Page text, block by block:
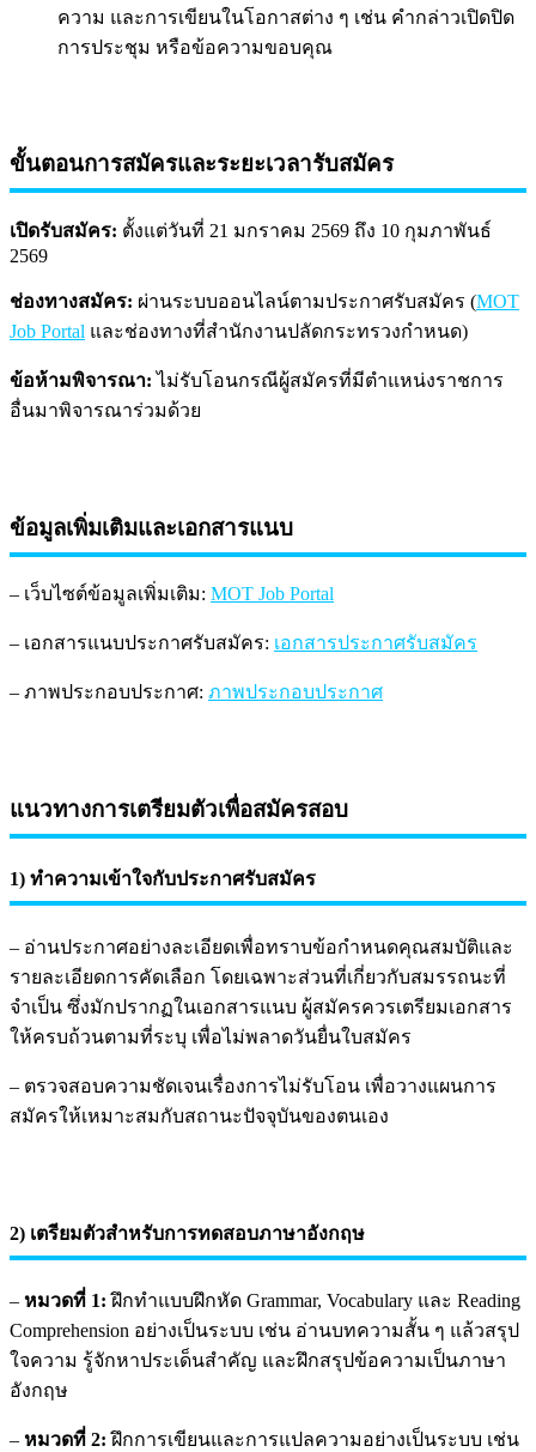
ความ และการเขียนในโอกาสต่าง ๆ เช่น คำกล่าวเปิดปิด
การประชุม หรือข้อความขอบคุณ
ขั้นตอนการสมัครและระยะเวลารับสมัคร
เปิดรับสมัคร: ตั้งแต่วันที่ 21 มกราคม 2569 ถึง 10 กุมภาพันธ์
2569
ช่องทางสมัคร: ผ่านระบบออนไลน์ตามประกาศรับสมัคร (MOT
Job Portal และช่องทางที่สำนักงานปลัดกระทรวงกำหนด)
ข้อห้ามพิจารณา: ไม่รับโอนกรณีผู้สมัครที่มีตำแหน่งราชการ
อื่นมาพิจารณาร่วมด้วย
ข้อมูลเพิ่มเติมและเอกสารแนบ
– เว็บไซต์ข้อมูลเพิ่มเติม: MOT Job Portal
– เอกสารแนบประกาศรับสมัคร: เอกสารประกาศรับสมัคร
– ภาพประกอบประกาศ: ภาพประกอบประกาศ
แนวทางการเตรียมตัวเพื่อสมัครสอบ
1) ทำความเข้าใจกับประกาศรับสมัคร
– อ่านประกาศอย่างละเอียดเพื่อทราบข้อกำหนดคุณสมบัติและ
รายละเอียดการคัดเลือก โดยเฉพาะส่วนที่เกี่ยวกับสมรรถนะที่
จำเป็น ซึ่งมักปรากฏในเอกสารแนบ ผู้สมัครควรเตรียมเอกสาร
ให้ครบถ้วนตามที่ระบุ เพื่อไม่พลาดวันยื่นใบสมัคร
– ตรวจสอบความชัดเจนเรื่องการไม่รับโอน เพื่อวางแผนการ
สมัครให้เหมาะสมกับสถานะปัจจุบันของตนเอง
2) เตรียมตัวสำหรับการทดสอบภาษาอังกฤษ
– หมวดที่ 1: ฝึกทำแบบฝึกหัด Grammar, Vocabulary และ Reading
Comprehension อย่างเป็นระบบ เช่น อ่านบทความสั้น ๆ แล้วสรุป
ใจความ รู้จักหาประเด็นสำคัญ และฝึกสรุปข้อความเป็นภาษา
อังกฤษ
– หมวดที่ 2: ฝึกการเขียนและการแปลความอย่างเป็นระบบ เช่น